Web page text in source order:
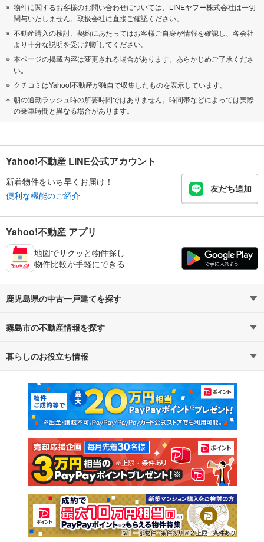
物件に関するお客様のお問い合わせについては、LINEヤフー株式会社は一切
関与いたしません。取扱会社に直接ご確認ください。
不動産購入の検討、契約にあたってはお客様ご自身が情報を確認し、各会社
より十分な説明を受け判断してください。
本ページの掲載内容は変更される場合があります。あらかじめご了承くださ
い。
クチコミはYahoo!不動産が独自で収集したものを表示しています。
朝の通勤ラッシュ時の所要時間ではありません。時間帯などによっては実際
の乗車時間と異なる場合があります。
Yahoo!不動産 LINE公式アカウント
新着物件をいち早くお届け！
便利な機能のご紹介
友だち追加
Yahoo!不動産 アプリ
地図でサクッと物件探し
物件比較が手軽にできる
鹿児島県の中古一戸建てを探す
路線・駅から探す
通勤・通学時間から探す
霧島市の不動産情報を探す
不動産・住宅
新築マンション 中古マンション
新築一戸建て 中古一戸建て
注文住宅 土地
売却査定
暮らしのお役立ち情報
マンションカタログ 教えて！住まいの先生